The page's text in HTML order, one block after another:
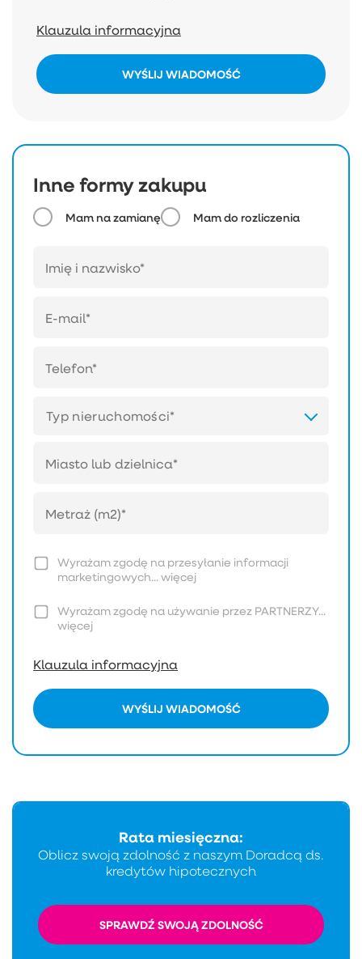
Klauzula informacyjna
WYŚLIJ WIADOMOŚĆ
Inne formy zakupu
Mam na zamianę Mam do rozliczenia
Typ nieruchomości*
Wyrażam zgodę na przesyłanie informacji
marketingowych...więcej
Wyrażam zgodę na używanie przez PARTNERZY...
więcej
Klauzula informacyjna
WYŚLIJ WIADOMOŚĆ
Rata miesięczna:
Oblicz swoją zdolność z naszym Doradcą ds.
kredytów hipotecznych
SPRAWDŹ SWOJĄ ZDOLNOŚĆ